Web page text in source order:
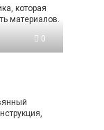
которая
материалов.
0